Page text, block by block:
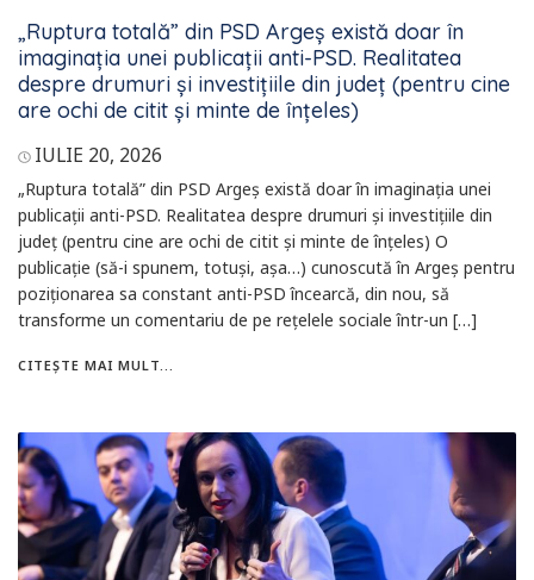
„Ruptura totală” din PSD Argeș există doar în
imaginația unei publicații anti-PSD. Realitatea
despre drumuri și investițiile din județ (pentru cine
are ochi de citit și minte de înțeles)
IULIE 20, 2026
„Ruptura totală” din PSD Argeș există doar în imaginația unei
publicații anti-PSD. Realitatea despre drumuri și investițiile din
județ (pentru cine are ochi de citit și minte de înțeles) O
publicație (să-i spunem, totuși, așa…) cunoscută în Argeș pentru
poziționarea sa constant anti-PSD încearcă, din nou, să
transforme un comentariu de pe rețelele sociale într-un […]
CITEȘTE MAI MULT...